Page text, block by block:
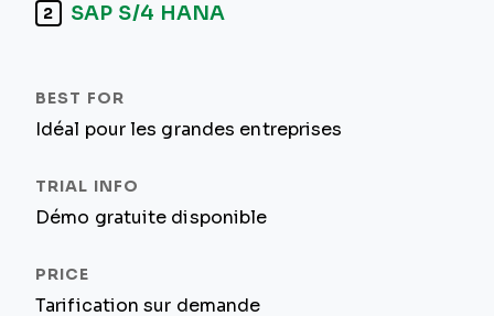
2 SAP S/4 HANA
Idéal pour les grandes entreprises
Démo gratuite disponible
Tarification sur demande